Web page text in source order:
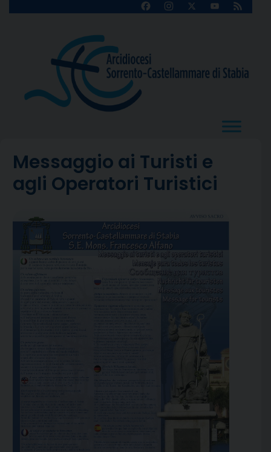
FacebookInstagram
X
YouTube
Feed
Messaggio ai Turisti e
agli Operatori Turistici